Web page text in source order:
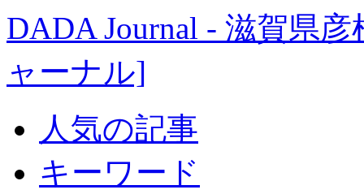
DADA Journal - 滋賀県
ャーナル]
人気の記事
キーワード